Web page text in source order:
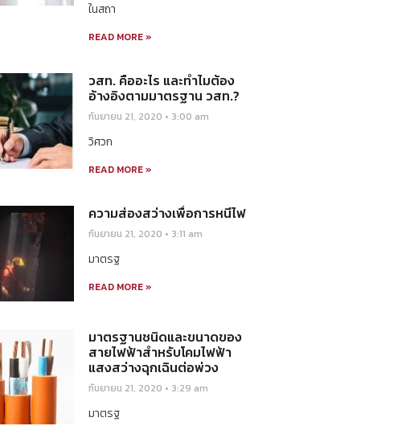
ในสถา
READ MORE »
วสท. คืออะไร และทำไมต้อง
อ้างอิงตามมาตรฐาน วสท.?
กันยายน 21, 2020 3:00 am
วิศวก
READ MORE »
ความส่องสว่างเพื่อการหนีไฟ
กันยายน 21, 2020 3:11 am
มาตรฐ
READ MORE »
มาตรฐานชนิดและขนาดของ
สายไฟฟ้าสำหรับโคมไฟฟ้า
แสงสว่างฉุกเฉินต่อพ่วง
กันยายน 21, 2020 3:29 am
มาตรฐ